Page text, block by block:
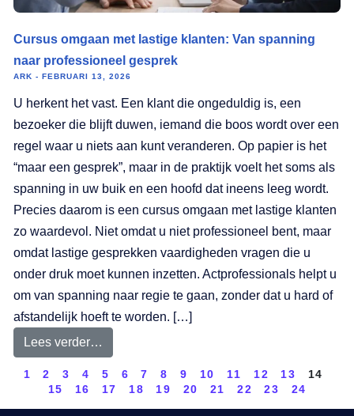
Cursus omgaan met lastige klanten: Van spanning
naar professioneel gesprek
ARK FEBRUARI 13, 2026
U herkent het vast. Een klant die ongeduldig is, een
bezoeker die blijft duwen, iemand die boos wordt over een
regel waar u niets aan kunt veranderen. Op papier is het
“maar een gesprek”, maar in de praktijk voelt het soms als
spanning in uw buik en een hoofd dat ineens leeg wordt.
Precies daarom is een cursus omgaan met lastige klanten
zo waardevol. Niet omdat u niet professioneel bent, maar
omdat lastige gesprekken vaardigheden vragen die u
onder druk moet kunnen inzetten. Actprofessionals helpt u
om van spanning naar regie te gaan, zonder dat u hard of
afstandelijk hoeft te worden. […]
Lees verder…
1 2 3 4 5 6 7 8 9 10 11 12 13
14
15
16 17 18 19 20 21 22 23 24